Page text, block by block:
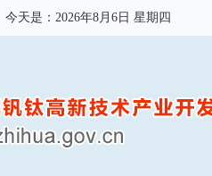
今天是： 2026年8月6日 星期四